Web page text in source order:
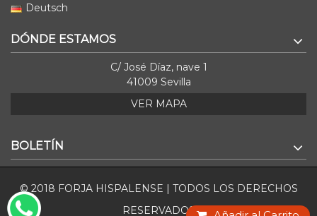
Deutsch
DÓNDE ESTAMOS
C/ José Díaz, nave 1
41009 Sevilla
VER MAPA
BOLETÍN
© 2018 FORJA HISPALENSE | TODOS LOS DERECHOS
RESERVADOS